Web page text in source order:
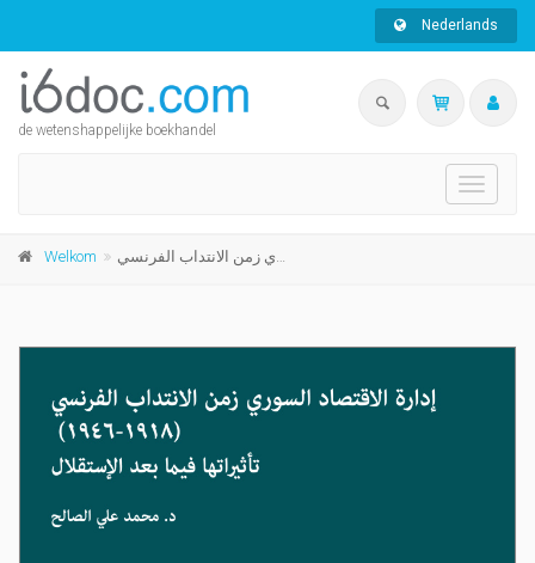
Nederlands
de wetenshappelijke boekhandel
Toggle
Welkom إدارة الاقتصاد السوري زمن الانتداب الفرنسي